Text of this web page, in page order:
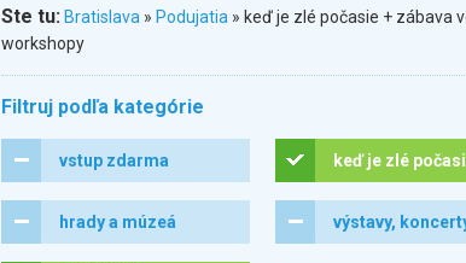
Ste tu: Bratislava » Podujatia » keď je zlé počasie + zábava
workshopy
Filtruj podľa kategórie
vstup zdarma keď je zlé
hrady a múzeá výstavy,